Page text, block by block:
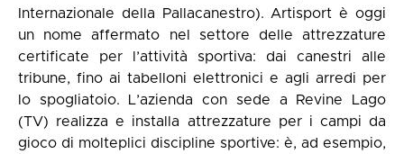
Internazionale della Pallacanestro). Artisport è oggi
un nome affermato nel settore delle attrezzature
certificate per l’attività sportiva: dai canestri alle
tribune, fino ai tabelloni elettronici e agli arredi per
lo spogliatoio. L’azienda con sede a Revine Lago
(TV) realizza e installa attrezzature per i campi da
gioco di molteplici discipline sportive: è, ad esempio,